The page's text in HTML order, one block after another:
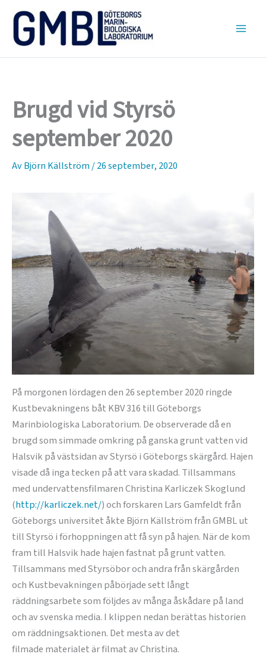
Hoppa
innehåll
Brugd vid Styrsö
september 2020
AvBjörn Källström/26 september, 2020
På morgonen lördagen den 26 september 2020 ringde
Kustbevakningens båt KBV 316 till Göteborgs
Marinbiologiska Laboratorium. De observerade då en
brugd som simmade omkring på ganska grunt vatten vid
Halsvik på västsidan av Styrsö i Göteborgs skärgård. Hajen
visade då inga tecken på att vara skadad. Tillsammans
med undervattensfilmaren Christina Karliczek Skoglund
(http://karliczek.net/) och forskaren Lars Gamfeldt från
Göteborgs universitet åkte Björn Källström från GMBL ut
till Styrsö i förhoppningen att få syn på hajen. När de kom
fram till Halsvik hade hajen fastnat på grunt vatten.
Tillsammans med Styrsöbor och andra från skärgården
och Kustbevakningen påbörjade sett långt
räddningsarbete som följdes av många åskådare på land
och av svenska media. I klippen nedan berättas historien
om räddningsaktionen. Det mesta av det
filmade materialet är filmat av Christina.